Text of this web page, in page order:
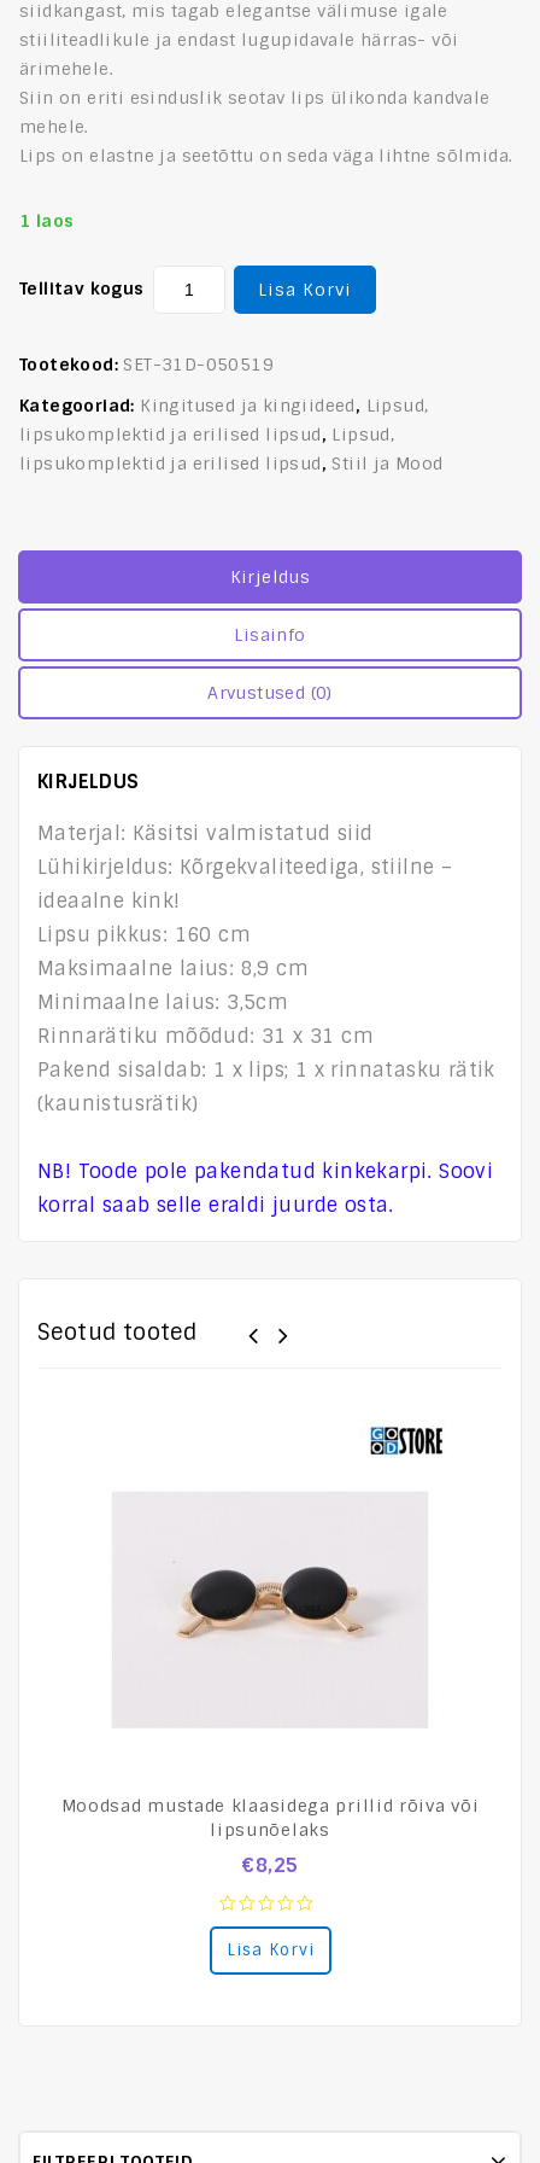
siidkangast, mis tagab elegantse välimuse igale
stiiliteadlikule ja endast lugupidavale härras- või
ärimehele.
Siin on eriti esinduslik seotav lips ülikonda kandvale
mehele.
Lips on elastne ja seetõttu on seda väga lihtne sõlmida.
1 laos
Tellitav kogus Lisa Korvi
Tootekood: SET-31D-050519
Kategooriad: Kingitused ja kingiideed, Lipsud,
lipsukomplektid ja erilised lipsud, Lipsud,
lipsukomplektid ja erilised lipsud, Stiil ja Mood
Kirjeldus
Lisainfo
Arvustused (0)
KIRJELDUS
Materjal: Käsitsi valmistatud siid
Lühikirjeldus: Kõrgekvaliteediga, stiilne –
ideaalne kink!
Lipsu pikkus: 160 cm
Maksimaalne laius: 8,9 cm
Minimaalne laius: 3,5cm
Rinnarätiku mõõdud: 31 x 31 cm
Pakend sisaldab: 1 x lips; 1 x rinnatasku rätik
(kaunistusrätik)
NB! Toode pole pakendatud kinkekarpi. Soovi
korral saab selle eraldi juurde osta.
Seotud tooted
Moodsad mustade klaasidega prillid rõiva või
lipsunõelaks
€8,25
0
out
of
Lisa Korvi